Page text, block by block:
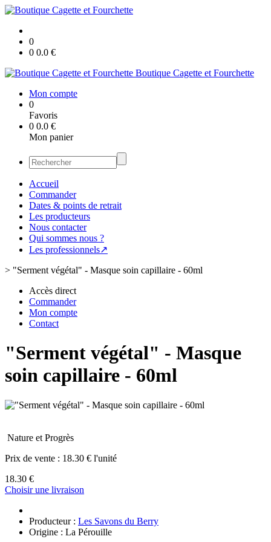
0
0 0.0 €
Boutique Cagette et Fourchette
Mon compte
0
Favoris
0 0.0 €
Mon panier
Accueil
Commander
Dates & points de retrait
Les producteurs
Nous contacter
Qui sommes nous ?
Les professionnels↗
> "Serment végétal" - Masque soin capillaire - 60ml
Accès direct
Commander
Mon compte
Contact
"Serment végétal" - Masque
soin capillaire - 60ml
Nature et Progrès
Prix de vente : 18.30 € l'unité
18.30 €
Choisir une livraison
Producteur : Les Savons du Berry
Origine : La Pérouille